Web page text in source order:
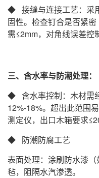
◆ 接缝与连接工艺‌：采
固性。检查钉合是否紧
需≤2mm，对角线误差控
三、含水率与防潮处理：
◆ 含水率控制‌：木材需
12%-18%。超出此范围
测定仪，出口木箱要求
◆ 防潮防腐工艺‌
表面处理‌：涂刷防水漆
毡，阻隔水汽渗透‌。